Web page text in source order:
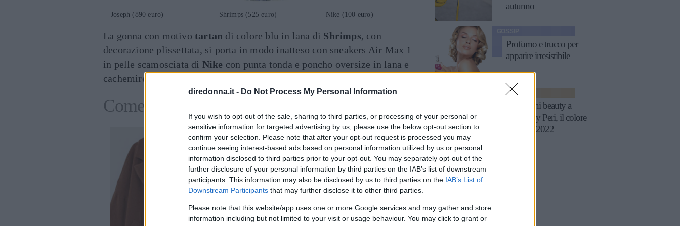
diredonna.it - Do Not Process My Personal Information
If you wish to opt-out of the sale, sharing to third parties, or processing of your personal or
sensitive information for targeted advertising by us, please use the below opt-out section to
confirm your selection. Please note that after your opt-out request is processed you may
continue seeing interest-based ads based on personal information utilized by us or personal
information disclosed to third parties prior to your opt-out. You may separately opt-out of the
further disclosure of your personal information by third parties on the IAB’s list of downstream
participants. This information may also be disclosed by us to third parties on the IAB’s List of
Downstream Participants that may further disclose it to other third parties.
Please note that this website/app uses one or more Google services and may gather and store
information including but not limited to your visit or usage behaviour. You may click to grant or
Joseph (890 euro) Shrimps (525 euro) Nike (100 euro)
La gonna con motivo tartan di colore blu in lana di Shrimps, con
decorazione plissettata, si porta in modo inatteso con sneakers Air Max 1
in pelle scamosciata di Nike con punta tonda e poncho oversize in lana e
cachemire di
Come abbinare la gonna a matita lunga
autunno
Profumo e trucco per
apparire irresistibile
MODA
Ispirazioni beauty a
tema Very Peri, il colore
Pantone 2022